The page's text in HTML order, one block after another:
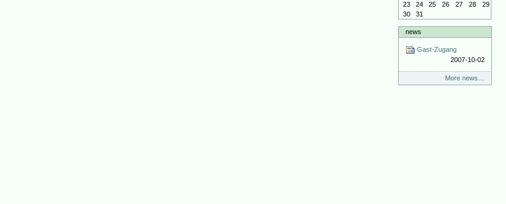
23
24 25 26 27 28
29
30
31
news
Gast-Zugang
2007-10-02
More news…